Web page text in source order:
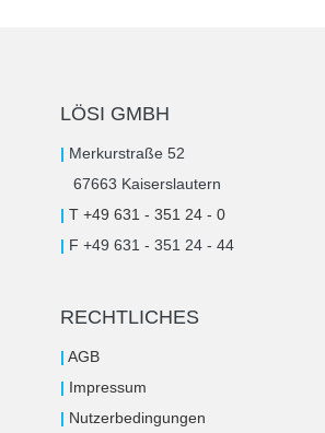
LÖSI GMBH
| Merkurstraße 52
67663 Kaiserslautern
| T +49 631 - 351 24 - 0
| F +49 631 - 351 24 - 44
RECHTLICHES
| AGB
| Impressum
| Nutzerbedingungen